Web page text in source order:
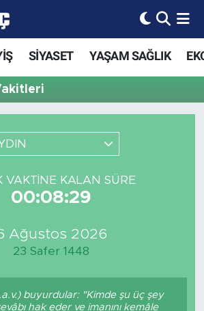
SİYASET YAŞAM SAĞLIK
VAKTINE KALAN SÜRE
00:08:29
Ağustos 2026
23 Safer 1448
buyurdular: "Kimde şu üç şey
hak eder ve imanını kemâle